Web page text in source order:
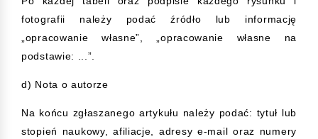
fotografii należy podać źródło lub informację
„opracowanie własne”, „opracowanie własne na
podstawie: ...”.
d) Nota o autorze
Na końcu zgłaszanego artykułu należy podać: tytuł lub
stopień naukowy, afiliacje, adresy e-mail oraz numery